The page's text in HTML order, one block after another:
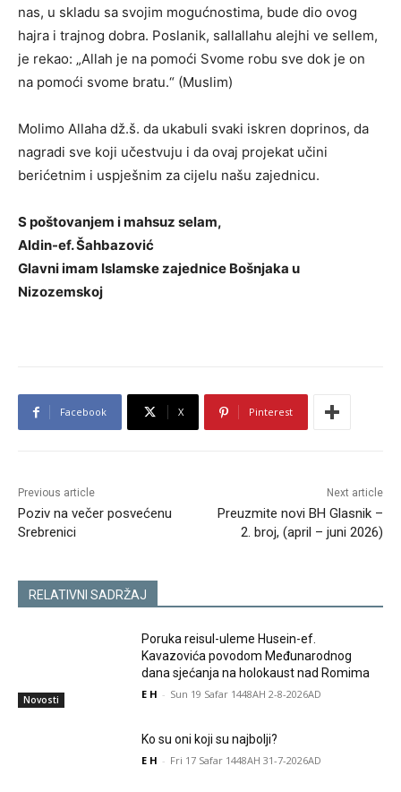
nas, u skladu sa svojim mogućnostima, bude dio ovog
hajra i trajnog dobra. Poslanik, sallallahu alejhi ve sellem,
je rekao: „Allah je na pomoći Svome robu sve dok je on
na pomoći svome bratu.“ (Muslim)
Molimo Allaha dž.š. da ukabuli svaki iskren doprinos, da
nagradi sve koji učestvuju i da ovaj projekat učini
berićetnim i uspješnim za cijelu našu zajednicu.
S poštovanjem i mahsuz selam,
Aldin-ef. Šahbazović
Glavni imam Islamske zajednice Bošnjaka u
Nizozemskoj
Facebook X Pinterest
Previous article
Poziv na večer posvećenu
Srebrenici
Next article
Preuzmite novi BH Glasnik –
2. broj, (april – juni 2026)
RELATIVNI SADRŽAJ
Novosti
Poruka reisul-uleme Husein-ef.
Kavazovića povodom Međunarodnog
dana sjećanja na holokaust nad Romima
E H - Sun 19 Safar 1448AH 2-8-2026AD
Ko su oni koji su najbolji?
E H - Fri 17 Safar 1448AH 31-7-2026AD